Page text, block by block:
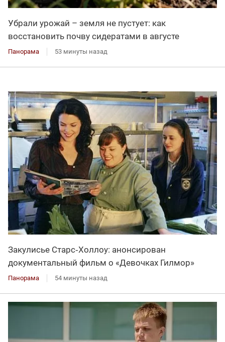
Убрали урожай – земля не пустует: как
восстановить почву сидератами в августе
Панорама 53 минуты назад
Закулисье Старс‑Холлоу: анонсирован
документальный фильм о «Девочках Гилмор»
Панорама 54 минуты назад